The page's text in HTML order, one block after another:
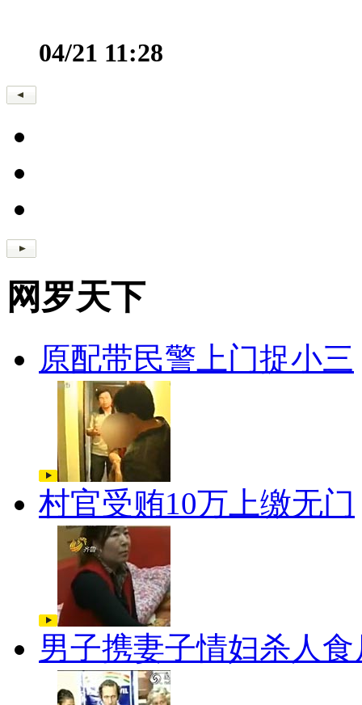
04/21 11:28
网罗天下
原配带民警上门捉小三
村官受贿10万上缴无门
男子携妻子情妇杀人食